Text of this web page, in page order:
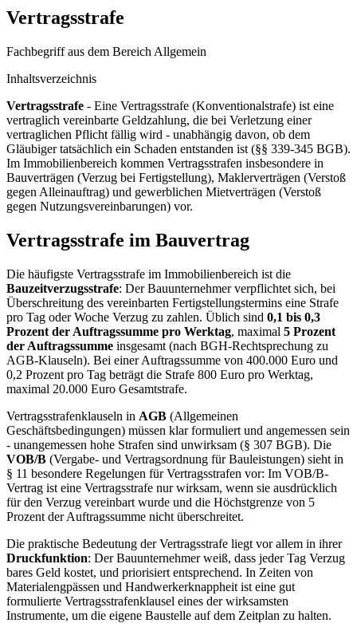
Vertragsstrafe
Fachbegriff aus dem Bereich Allgemein
Inhaltsverzeichnis
Vertragsstrafe - Eine Vertragsstrafe (Konventionalstrafe) ist eine
vertraglich vereinbarte Geldzahlung, die bei Verletzung einer
vertraglichen Pflicht fällig wird - unabhängig davon, ob dem
Gläubiger tatsächlich ein Schaden entstanden ist (§§ 339-345 BGB).
Im Immobilienbereich kommen Vertragsstrafen insbesondere in
Bauverträgen (Verzug bei Fertigstellung), Maklerverträgen (Verstoß
gegen Alleinauftrag) und gewerblichen Mietverträgen (Verstoß
gegen Nutzungsvereinbarungen) vor.
Vertragsstrafe im Bauvertrag
Die häufigste Vertragsstrafe im Immobilienbereich ist die
Bauzeitverzugsstrafe: Der Bauunternehmer verpflichtet sich, bei
Überschreitung des vereinbarten Fertigstellungstermins eine Strafe
pro Tag oder Woche Verzug zu zahlen. Üblich sind 0,1 bis 0,3
Prozent der Auftragssumme pro Werktag, maximal 5 Prozent
der Auftragssumme insgesamt (nach BGH-Rechtsprechung zu
AGB-Klauseln). Bei einer Auftragssumme von 400.000 Euro und
0,2 Prozent pro Tag beträgt die Strafe 800 Euro pro Werktag,
maximal 20.000 Euro Gesamtstrafe.
Vertragsstrafenklauseln in AGB (Allgemeinen
Geschäftsbedingungen) müssen klar formuliert und angemessen sein
- unangemessen hohe Strafen sind unwirksam (§ 307 BGB). Die
VOB/B (Vergabe- und Vertragsordnung für Bauleistungen) sieht in
§ 11 besondere Regelungen für Vertragsstrafen vor: Im VOB/B-
Vertrag ist eine Vertragsstrafe nur wirksam, wenn sie ausdrücklich
für den Verzug vereinbart wurde und die Höchstgrenze von 5
Prozent der Auftragssumme nicht überschreitet.
Die praktische Bedeutung der Vertragsstrafe liegt vor allem in ihrer
Druckfunktion: Der Bauunternehmer weiß, dass jeder Tag Verzug
bares Geld kostet, und priorisiert entsprechend. In Zeiten von
Materialengpässen und Handwerkerknappheit ist eine gut
formulierte Vertragsstrafenklausel eines der wirksamsten
Instrumente, um die eigene Baustelle auf dem Zeitplan zu halten.